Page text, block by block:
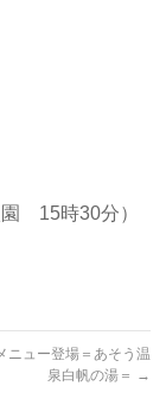
15時30分）
ニュー登場＝あそう温
泉白帆の湯＝ →